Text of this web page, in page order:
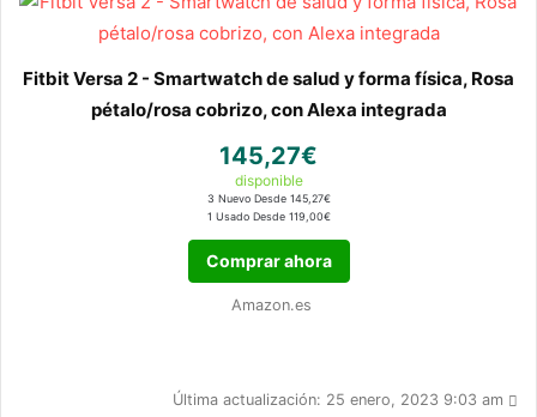
Fitbit Versa 2 - Smartwatch de salud y forma física, Rosa
pétalo/rosa cobrizo, con Alexa integrada
145,27€
disponible
3 Nuevo Desde 145,27€
1 Usado Desde 119,00€
Comprar ahora
Amazon.es
Última actualización: 25 enero, 2023 9:03 am